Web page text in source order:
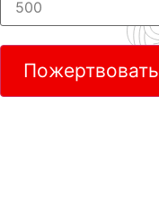
Пожертвовать